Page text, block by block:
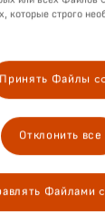
Peacock как
потребителя
и
—
вице-
и
контентом,
NFL,
которые строго
Принять Файлы
Отклонить все
Файлами